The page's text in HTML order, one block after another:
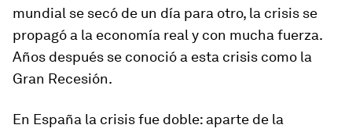
mundial se secó de un día para otro, la crisis se
propagó a la economía real y con mucha fuerza.
Años después se conoció a esta crisis como la
Gran Recesión.
En España la crisis fue doble: aparte de la